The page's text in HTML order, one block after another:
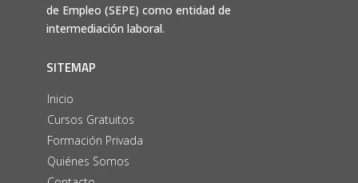
de Empleo (SEPE) como entidad de
intermediación laboral.
SITEMAP
Inicio
Cursos Gratuitos
Formación Privada
Quiénes Somos